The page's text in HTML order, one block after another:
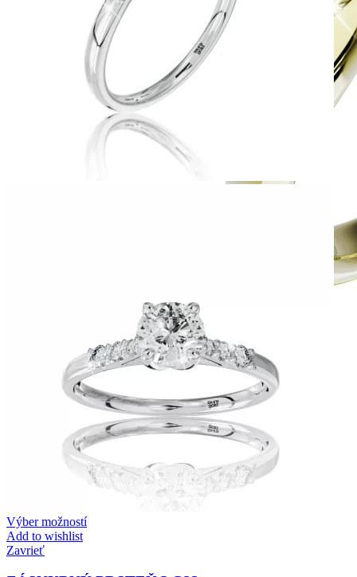
Crown Beauty
Výber možností
Add to wishlist
Zavrieť